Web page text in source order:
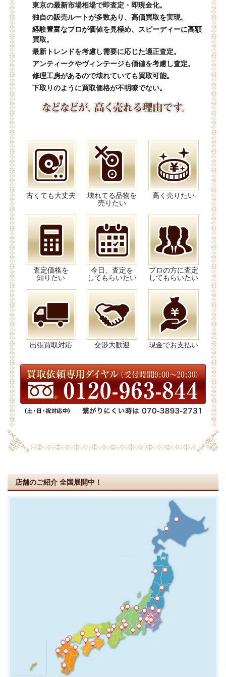
東京の最新市場相場で即査定・即現金化。
独自の販売ルートが多数あり、高価買取を実現。
経験豊富なプロが価値を見極め、スピーディーに高額
買取。
最新トレンドを考慮し需要に応じた適正査定。
アンティークやヴィンテージも価値を考慮し査定。
修理工房があるので壊れていても買取可能。
下取りのように買取価格が不明瞭でない。
古くても大丈夫
壊れてる品物を
売りたい
高く売りたい
査定価格を
知りたい
今日、査定を
してもらいたい
プロの方に査定
してもらいたい
出張買取対応 交渉大歓迎 現金でお支払い
店舗のご紹介 全国展開中！